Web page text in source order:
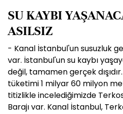
SU KAYBI
ASILSIZ
- Kanal İstanbul'un susuzluk
var. İstanbul'un su kaybı
değil, tamamen gerçek
tüketimi 1 milyar 60 milyon
titizlikle incelediğimizde
Barajı var. Kanal İstanbul,